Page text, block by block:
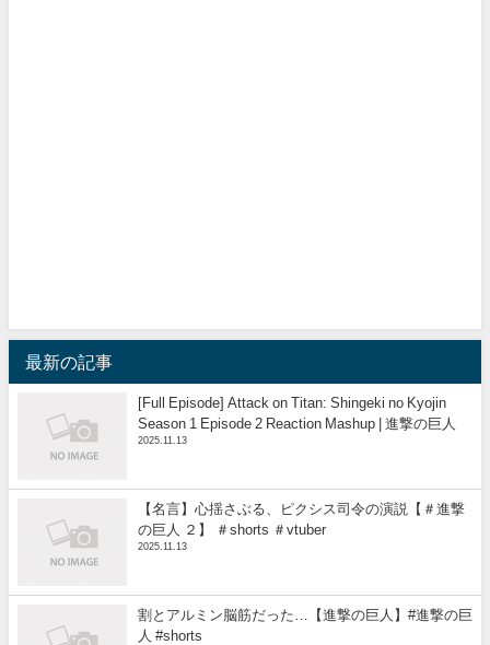
最新の記事
[Full Episode] Attack on Titan: Shingeki no Kyojin
Season 1 Episode 2 Reaction Mashup | 進撃の巨人
2025.11.13
【名言】心揺さぶる、ピクシス司令の演説【＃進撃
の巨人 ２】 ＃shorts ＃vtuber
2025.11.13
割とアルミン脳筋だった…【進撃の巨人】#進撃の巨
人 #shorts